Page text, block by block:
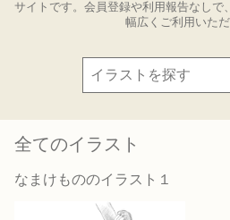
サイトです。会員登録や利用報告なしで
幅広くご利用いただ
全てのイラスト
なまけもののイラスト１